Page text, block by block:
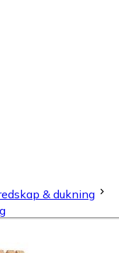
& dukning